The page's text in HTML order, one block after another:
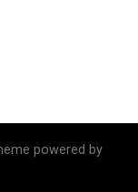
powered by